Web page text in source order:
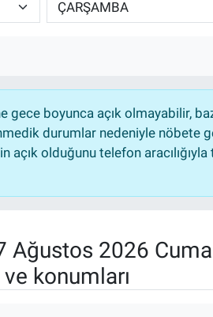
gece boyunca açık olmayabilir,
durumlar nedeniyle nöbete
açık olduğunu telefon
Ağustos 2026
konumları